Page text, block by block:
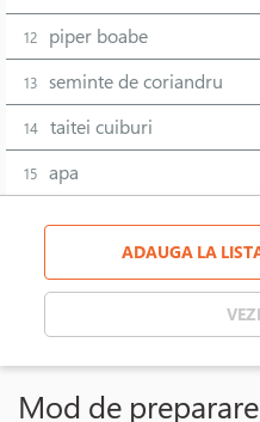
12 piper boabe
13 seminte de coriandru
14 taitei cuiburi
15 apa
ADAUGA LA
Mod de preparare